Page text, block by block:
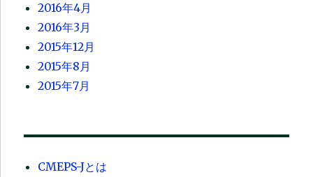
2016年4月
2016年3月
2015年12月
2015年8月
2015年7月
CMEPS-Jとは